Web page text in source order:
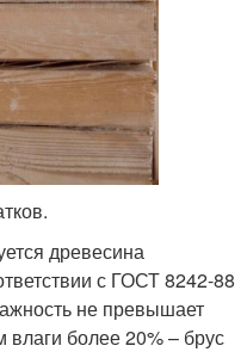
древесина
с ГОСТ 8242-88
не превышает
более 20% – брус